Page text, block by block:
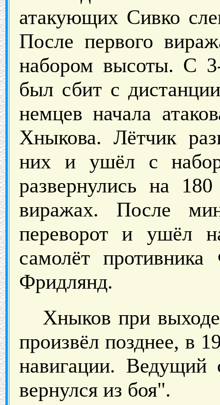
атакующих Сивко
После первого
набором высоты. С
был сбит с
немцев начала
Хныкова. Лётчик
них и ушёл с
развернулись на
виражах. После
переворот и ушёл
самолёт
Фридлянд.
Хныков при
произвёл позднее, в
навигации. Ведущий
вернулся из боя".